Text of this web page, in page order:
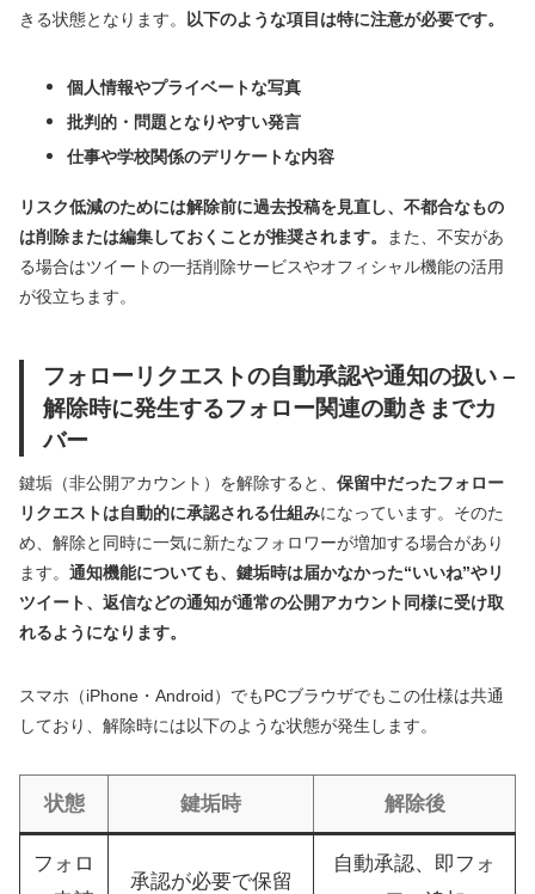
きる状態となります。 以下のような項目は特に注意が必要です。
個人情報やプライベートな写真
批判的・問題となりやすい発言
仕事や学校関係のデリケートな内容
リスク低減のためには解除前に過去投稿を見直し、不都合なもの
は削除または編集しておくことが推奨されます。
また、不安があ
る場合はツイートの一括削除サービスやオフィシャル機能の活用
が役立ちます。
フォローリクエストの自動承認や通知の扱い –
解除時に発生するフォロー関連の動きまでカ
バー
鍵垢（非公開アカウント）を解除すると、 保留中だったフォロー
リクエストは自動的に承認される仕組みになっています。そのた
め、解除と同時に一気に新たなフォロワーが増加する場合があり
ます。 通知機能についても、鍵垢時は届かなかった“いいね”やリ
ツイート、返信などの通知が通常の公開アカウント同様に受け取
れるようになります。
スマホ（iPhone・Android）でもPCブラウザでもこの仕様は共通
しており、解除時には以下のような状態が発生します。
状態 鍵垢時 解除後
フォロ
承認が必要で保留
自動承認、即フォ